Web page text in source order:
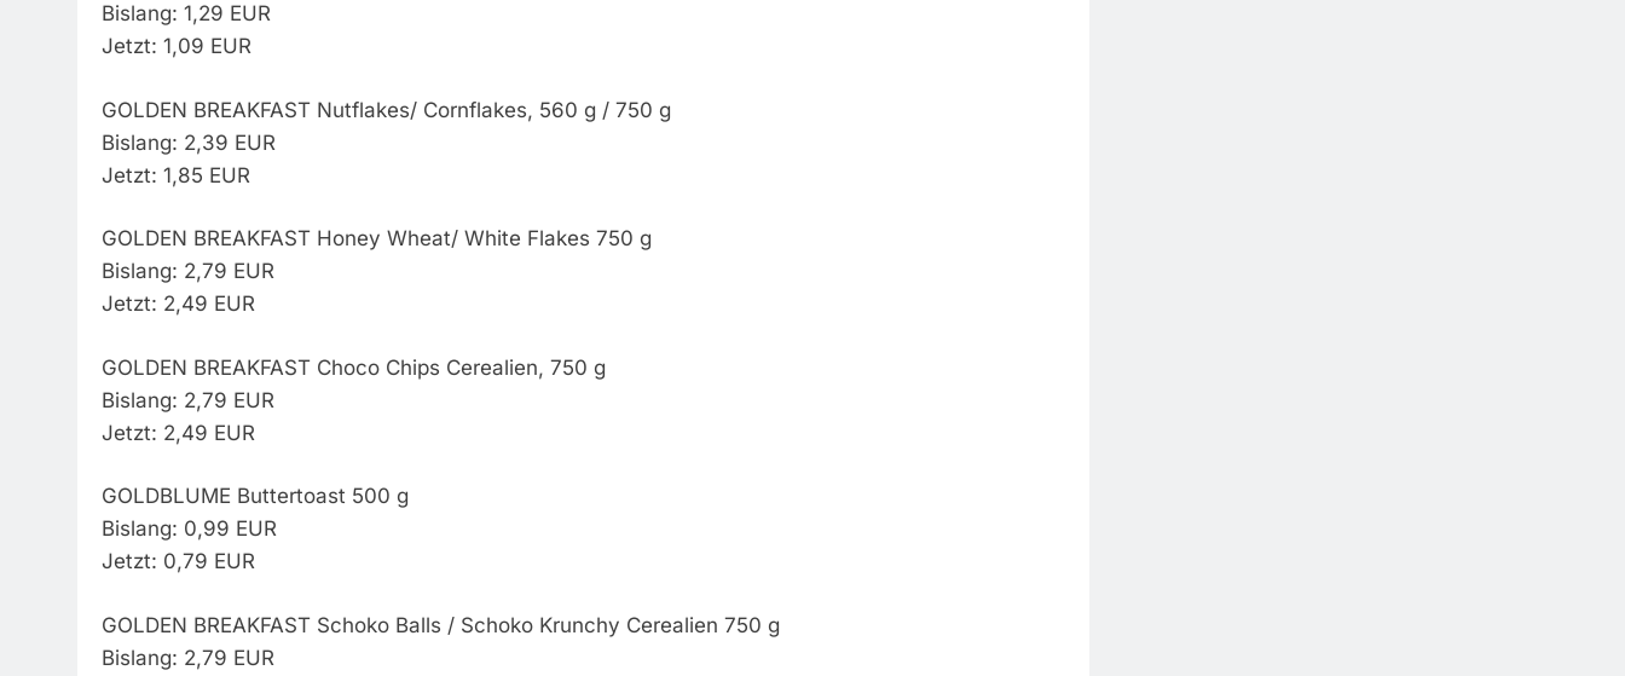
Bislang: 1,29 EUR
Jetzt: 1,09 EUR
GOLDEN BREAKFAST Nutflakes/ Cornflakes, 560 g / 750 g
Bislang: 2,39 EUR
Jetzt: 1,85 EUR
GOLDEN BREAKFAST Honey Wheat/ White Flakes 750 g
Bislang: 2,79 EUR
Jetzt: 2,49 EUR
GOLDEN BREAKFAST Choco Chips Cerealien, 750 g
Bislang: 2,79 EUR
Jetzt: 2,49 EUR
GOLDBLUME Buttertoast 500 g
Bislang: 0,99 EUR
Jetzt: 0,79 EUR
GOLDEN BREAKFAST Schoko Balls / Schoko Krunchy Cerealien 750 g
Bislang: 2,79 EUR